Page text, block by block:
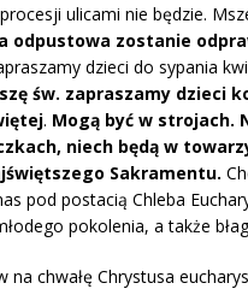
ulicami nie będzie.
odpustowa zostanie
dzieci do sypania
św. zapraszamy dzieci
. Mogą być w strojach.
niech będą w
Sakramentu.
pod postacią Chleba
pokolenia, a także
chwałę Chrystusa